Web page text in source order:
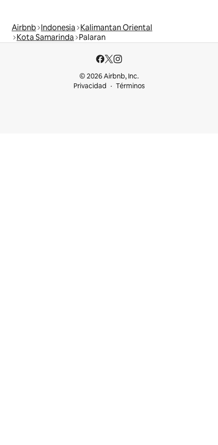
Airbnb Indonesia Kalimantan Oriental
Kota Samarinda Palaran
© 2026 Airbnb, Inc.
Privacidad
Términos